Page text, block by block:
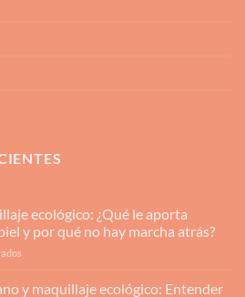
ecológico: ¿Qué le aporta
y por qué no hay marcha atrás?
y maquillaje ecológico: Entender